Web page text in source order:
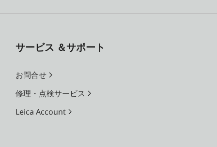
サービス ＆サポート
お問合せ
修理・点検サービス
Leica Account